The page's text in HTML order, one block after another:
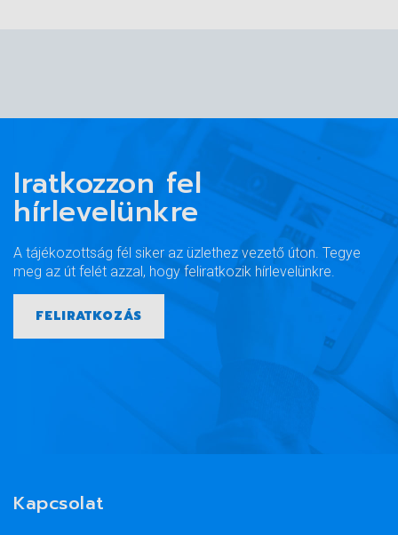
Iratkozzon fel
hírlevelünkre
A tájékozottság fél siker az üzlethez vezető úton. Tegye
meg az út felét azzal, hogy feliratkozik hírlevelünkre.
FELIRATKOZÁS
Kapcsolat